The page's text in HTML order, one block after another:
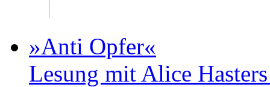
»Anti Opfer«
Lesung mit Alice